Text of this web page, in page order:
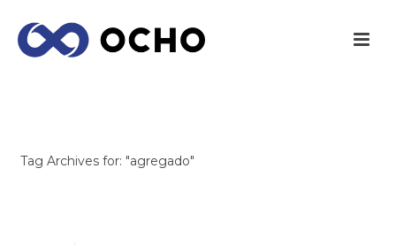
Tag Archives for: "agregado"